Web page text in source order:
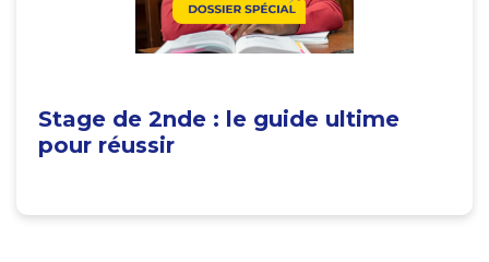
Stage de 2nde : le guide ultime
pour réussir